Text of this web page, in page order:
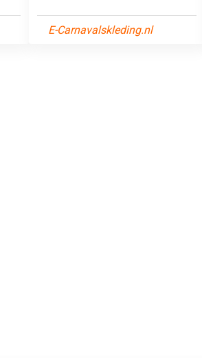
E-Carnavalskleding.nl